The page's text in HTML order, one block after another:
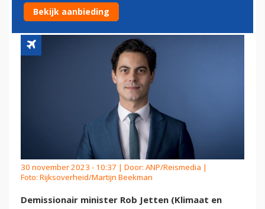
KLIMAATTOP IN DUBAI
30 november 2023 - 10:37 | Door: ANP/Reismedia |
Foto: Rijksoverheid/Martijn Beekman
Demissionair minister Rob Jetten (Klimaat en
Bekijk aanbieding